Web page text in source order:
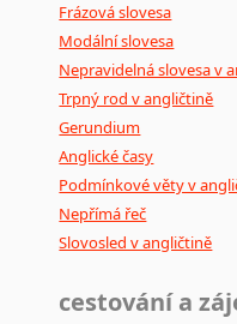
Frázová slovesa
Modální slovesa
Nepravidelná slovesa v
Trpný rod v angličtině
Gerundium
Anglické časy
Podmínkové věty v
Nepřímá řeč
Slovosled v angličtině
cestování a